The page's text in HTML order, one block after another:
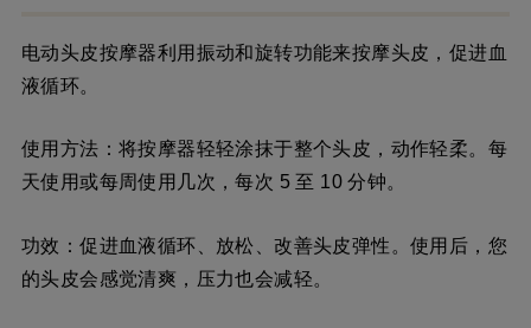
电动头皮按摩器利用振动和旋转功能来按摩头皮，促进血
液循环。
使用方法：将按摩器轻轻涂抹于整个头皮，动作轻柔。每
天使用或每周使用几次，每次 5 至 10 分钟。
功效：促进血液循环、放松、改善头皮弹性。使用后，您
的头皮会感觉清爽，压力也会减轻。